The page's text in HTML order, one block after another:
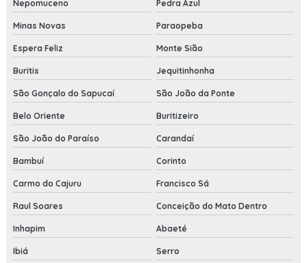
Nepomuceno Pedra Azul
Minas Novas Paraopeba
Espera Feliz Monte Sião
Buritis Jequitinhonha
São Gonçalo do Sapucaí São João da Ponte
Belo Oriente Buritizeiro
São João do Paraíso Carandaí
Bambuí Corinto
Carmo do Cajuru Francisco Sá
Raul Soares Conceição do Mato Dentro
Inhapim Abaeté
Ibiá Serro